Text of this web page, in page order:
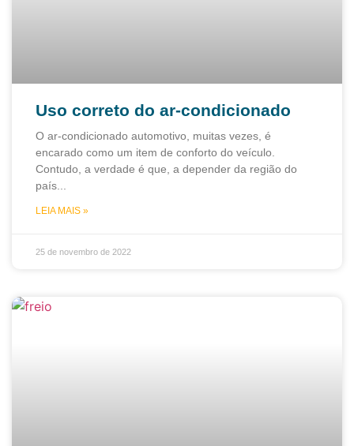
Uso correto do ar-condicionado
O ar-condicionado automotivo, muitas vezes, é
encarado como um item de conforto do veículo.
Contudo, a verdade é que, a depender da região do
país
LEIA MAIS »
25 de novembro de 2022